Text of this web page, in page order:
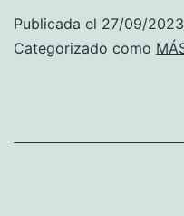
Alemany
(olímpica)
Publicada el 27/09/2023
Categorizado como